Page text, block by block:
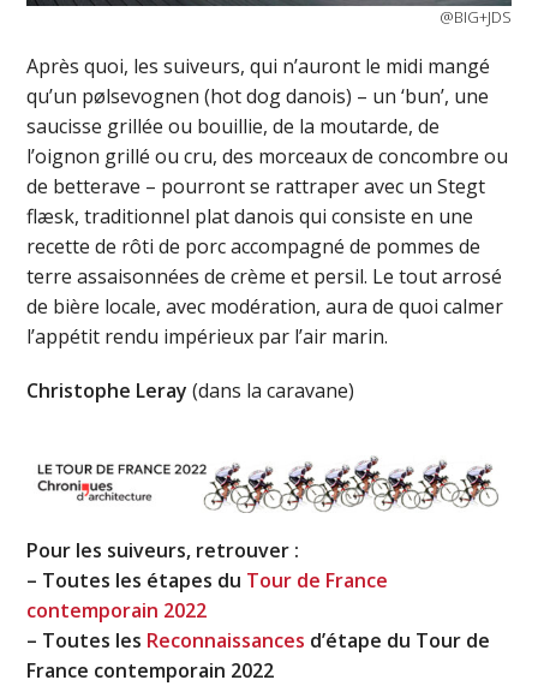
@BIG+JDS
Après quoi, les suiveurs, qui n’auront le midi mangé
qu’un pølsevognen (hot dog danois) – un ‘bun’, une
saucisse grillée ou bouillie, de la moutarde, de
l’oignon grillé ou cru, des morceaux de concombre ou
de betterave – pourront se rattraper avec un Stegt
flæsk, traditionnel plat danois qui consiste en une
recette de rôti de porc accompagné de pommes de
terre assaisonnées de crème et persil. Le tout arrosé
de bière locale, avec modération, aura de quoi calmer
l’appétit rendu impérieux par l’air marin.
Christophe Leray(dans la caravane)
Pour les suiveurs, retrouver :
– Toutes les étapes du Tour de France
contemporain 2022
– Toutes les Reconnaissances d’étape du Tour de
France contemporain 2022